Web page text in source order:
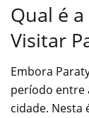
Qual é
Visitar
Embora
período entre
cidade. Nesta